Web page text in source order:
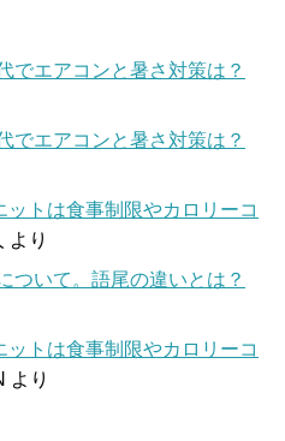
でエアコンと暑さ対策は？
でエアコンと暑さ対策は？
トは食事制限やカロリーコ
より
ついて。語尾の違いとは？
トは食事制限やカロリーコ
より